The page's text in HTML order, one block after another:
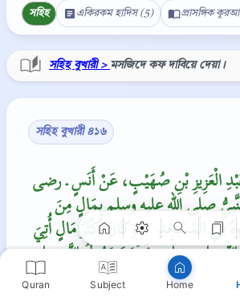
Quran Subject Home
সহিহ একিরকম হাদিস (5) প্রাসঙ্গিক
সহিহ বুখারী > মসজিদে কফ দাবিয়ে দেয়া।
সহিহ বুখারী ৪১৬
الْعَزِيزِ بْنِ صُهَيْبٍ، عَنْ أَنَسٍ ـ رضى
صلى الله عليه وسلم بِمَالٍ مِنَ
فِي الْمَسْجِدِ ‏"‏‏.‏ وَكَانَ أَكْثَرَ مَالٍ أُتِيَ
عليه وسلم، فَخَرَجَ رَسُولُ اللَّهِ صلى
الصَّلاَةِ، وَلَمْ يَلْتَفِتْ إِلَيْهِ، فَلَمَّا قَضَى
Copy